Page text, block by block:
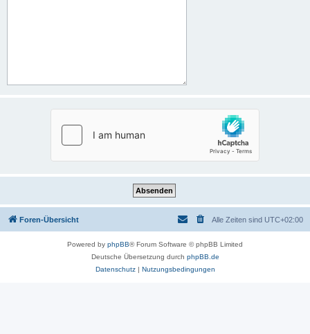
Foren-Übersicht Alle Zeiten sind UTC+02:00
Powered by phpBB® Forum Software © phpBB Limited
Deutsche Übersetzung durch phpBB.de
Datenschutz| Nutzungsbedingungen